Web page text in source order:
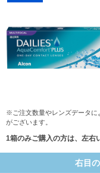
※ご注文数量やレンズデータに
がございます。
1箱のみご購入の方は、左右
右目